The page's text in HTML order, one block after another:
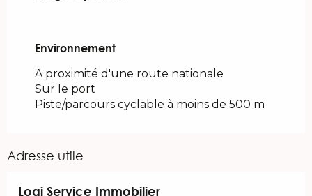
Environnement
Environnement
A proximité d'une route nationale
Sur le port
Piste/parcours cyclable à moins de 500 m
Adresse utile
Logi Service Immobilier